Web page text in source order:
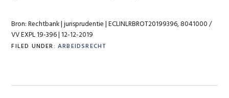
Bron: Rechtbank | jurisprudentie | ECLINLRBROT20199396, 8041000 /
VV EXPL 19-396 | 12-12-2019
FILED UNDER: ARBEIDSRECHT